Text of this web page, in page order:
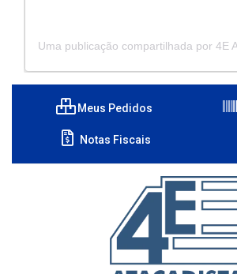
Meus Pedidos
Notas Fiscais